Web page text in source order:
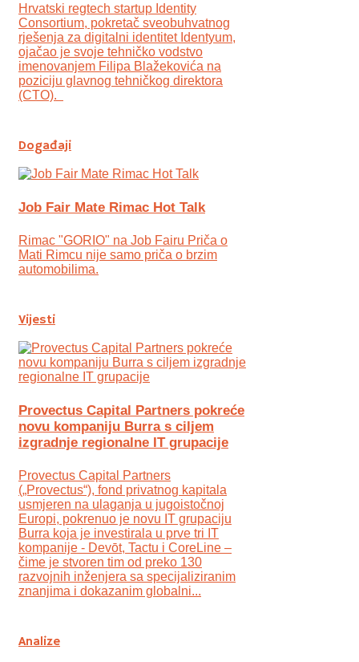
Hrvatski regtech startup Identity
Consortium, pokretač sveobuhvatnog
rješenja za digitalni identitet Identyum,
ojаčao je svoje tehničko vodstvo
imenovanjem Filipa Blažekovića na
poziciju glavnog tehničkog direktora
(CTO).
Događaji
Job Fair Mate Rimac Hot Talk
Rimac "GORIO" na Job Fairu Priča o
Mati Rimcu nije samo priča o brzim
automobilima.
Vijesti
Provectus Capital Partners pokreće
novu kompaniju Burra s ciljem
izgradnje regionalne IT grupacije
Provectus Capital Partners
(„Provectus“), fond privatnog kapitala
usmjeren na ulaganja u jugoistočnoj
Europi, pokrenuo je novu IT grupaciju
Burra koja je investirala u prve tri IT
kompanije - Devōt, Tactu i CoreLine –
čime je stvoren tim od preko 130
razvojnih inženjera sa specijaliziranim
znanjima i dokazanim globalni...
Analize